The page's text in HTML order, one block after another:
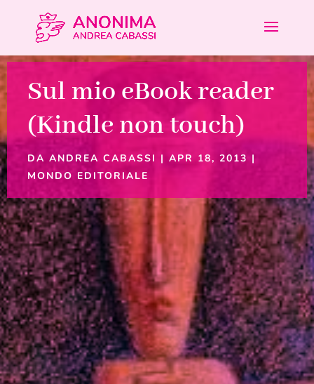
Sul mio eBook reader
(Kindle non touch)
DA ANDREA CABASSI | APR 18, 2013 |
MONDO EDITORIALE